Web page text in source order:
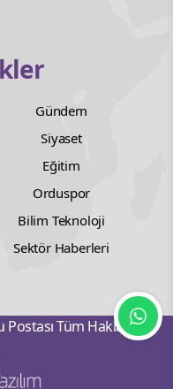
Gündem
Siyaset
Eğitim
Orduspor
Bilim Teknoloji
Sektör Haberleri
Tüm Hakları